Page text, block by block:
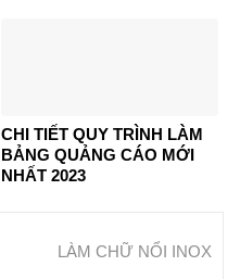
CHI TIẾT QUY TRÌNH LÀM
BẢNG QUẢNG CÁO MỚI
NHẤT 2023
LÀM CHỮ NỔI INOX